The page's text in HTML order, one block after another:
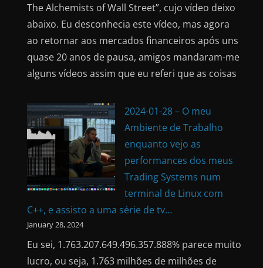
The Alchemists of Wall Street”, cujo vídeo deixo
abaixo. Eu desconhecia este vídeo, mas agora
ao retornar aos mercados financeiros após uns
quase 20 anos de pausa, amigos mandaram-me
alguns vídeos assim que eu referi que as coisas
2024-01-28 – O meu
Ambiente de Trabalho
enquanto vejo as
performances dos meus
Trading Systems num
terminal de Linux com
C++, e assisto a uma série de tv…
January 28, 2024
Eu sei, 1.763.207.649.496.357.888% parece muito
lucro, ou seja, 1.763 milhões de milhões de